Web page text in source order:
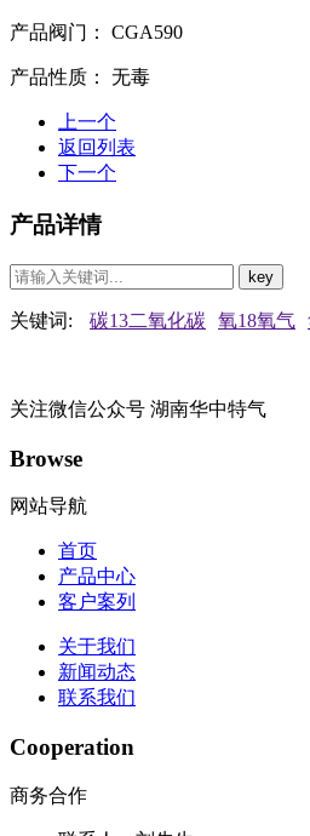
产品阀门： CGA590
产品性质： 无毒
上一个
返回列表
下一个
产品详情
关键词: 碳13二氧化碳 氧18氧气
关注微信公众号 湖南华中特气
Browse
网站导航
首页
产品中心
客户案列
关于我们
新闻动态
联系我们
Cooperation
商务合作